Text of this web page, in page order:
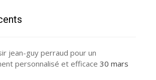
jean-guy perraud pour un
personnalisé et efficace 30 mars